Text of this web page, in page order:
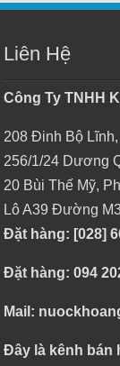
Liên Hệ
Công Ty TNHH
208 Đinh Bộ
256/1/24 Dương
20 Bùi Thế Mỹ,
Lô A39 Đường
Đặt hàng: [028]
Đặt hàng: 094
Mail:
Đây là kênh bán